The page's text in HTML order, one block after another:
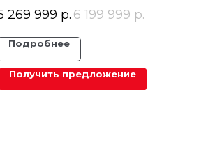
Системы безопасности ACC, FCW,
FAPA и др.
Система кругового обзора
Панорамная крыша
269 999 р.6 199 999 р.
Подробнее
Получить предложение